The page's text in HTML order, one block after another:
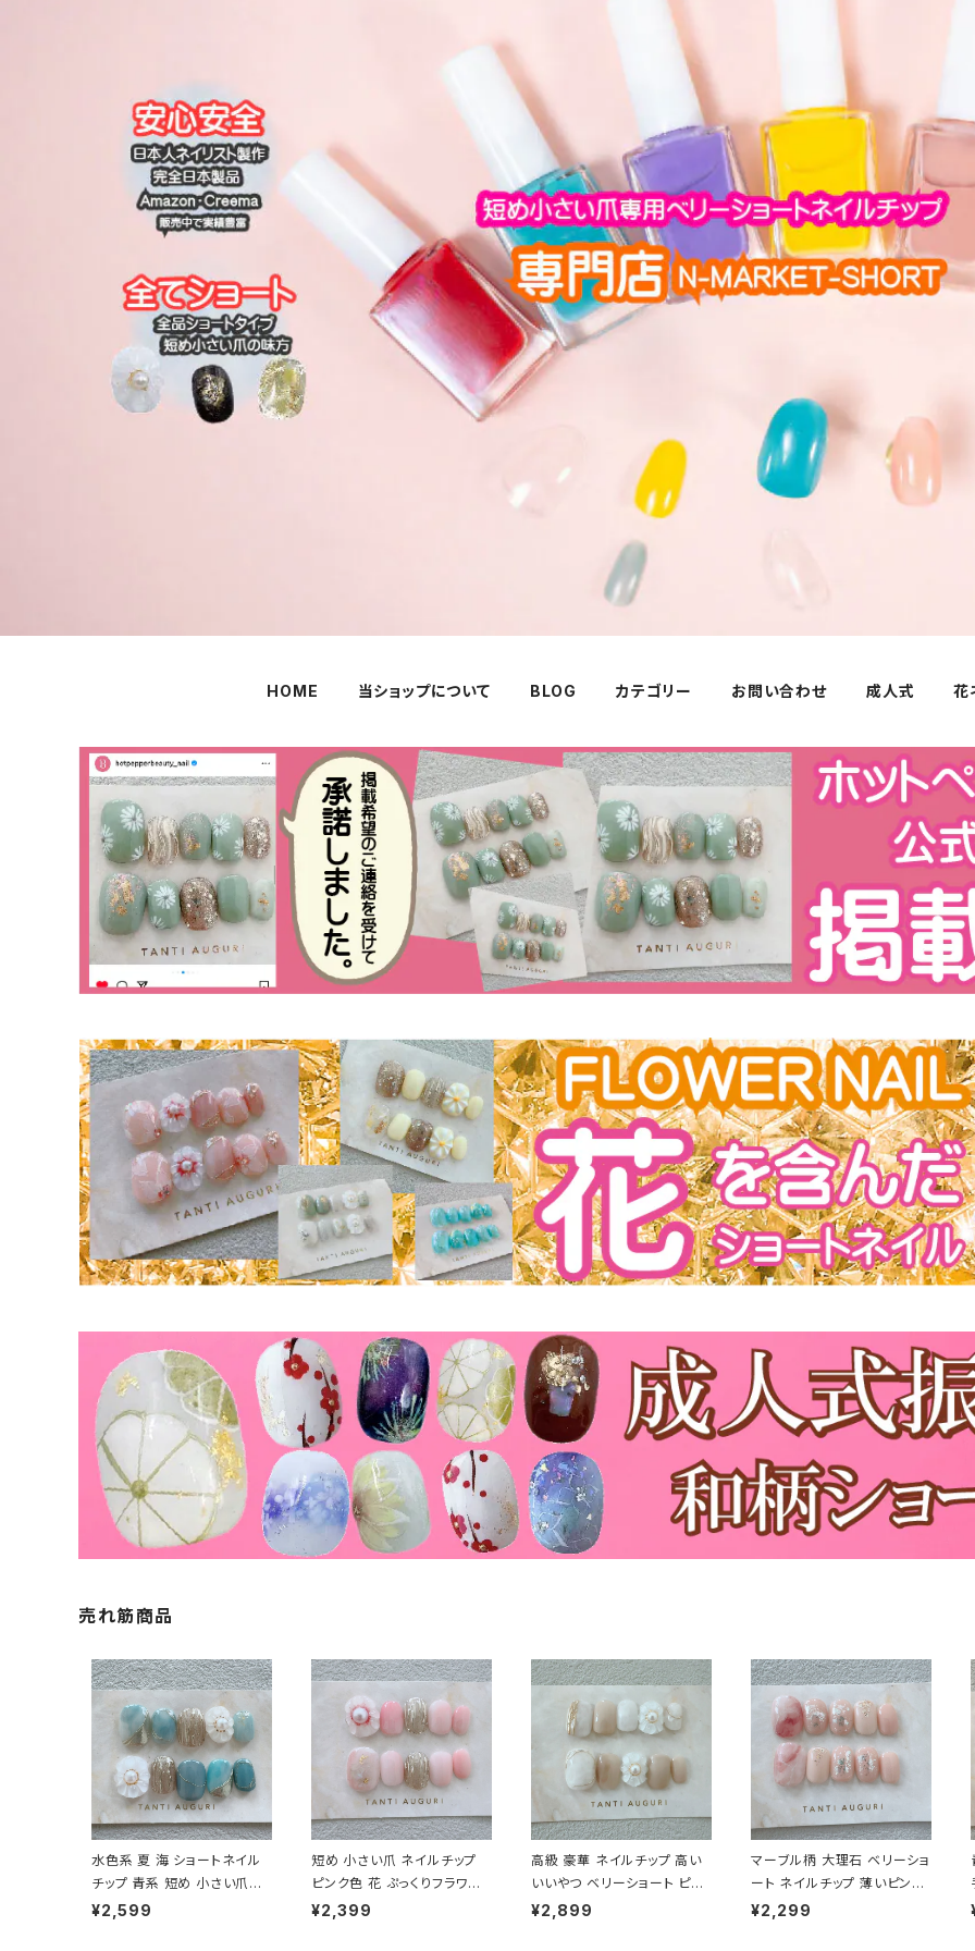
HOME 当ショップについて BLOG カテゴリー お問い合わせ 成人式 花
売れ筋商品
水色系 夏 海 ショートネイル
チップ 青系 短め 小さい爪用
珍しい色 藍鼠色 通販 販売店
¥2,599
短め 小さい爪 ネイルチップ
ピンク色 花 ぷっくりフラワー
3D 立体 シンプル 簡素 通販
¥2,399
高級 豪華 ネイルチップ 高い
いいやつ ベリーショート ピン
ク 乳白色 ゴージャス 花 ジェ
¥2,899
マーブル柄 大理石 ベリーショ
ート ネイルチップ 薄いピンク
色 シンプル 春 入学式 卒業式
¥2,299